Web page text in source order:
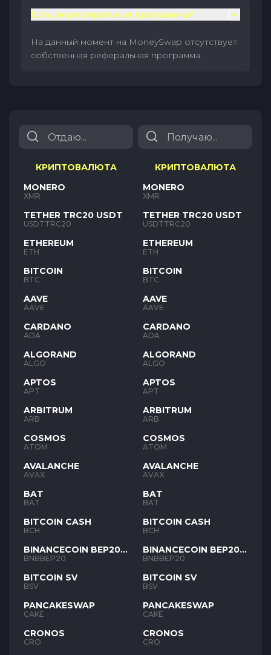
Есть ли реферальные программы?
На данный момент на MoneySwap отсутствует
собственная реферальная программа.
КРИПТОВАЛЮТА
MONERO
XMR
TETHER TRC20 USDT
USDTTRC20
ETHEREUM
ETH
BITCOIN
BTC
AAVE
AAVE
CARDANO
ADA
ALGORAND
ALGO
APTOS
APT
ARBITRUM
ARB
COSMOS
ATOM
AVALANCHE
AVAX
BAT
BAT
BITCOIN CASH
BCH
BINANCECOIN BEP20
BNB
BNBBEP20
BITCOIN SV
BSV
PANCAKESWAP
CAKE
CRONOS
CRO
КРИПТОВАЛЮТА
MONERO
XMR
TETHER TRC20 USDT
USDTTRC20
ETHEREUM
ETH
BITCOIN
BTC
AAVE
AAVE
CARDANO
ADA
ALGORAND
ALGO
APTOS
APT
ARBITRUM
ARB
COSMOS
ATOM
AVALANCHE
AVAX
BAT
BAT
BITCOIN CASH
BCH
BINANCECOIN BEP20
BNB
BNBBEP20
BITCOIN SV
BSV
PANCAKESWAP
CAKE
CRONOS
CRO